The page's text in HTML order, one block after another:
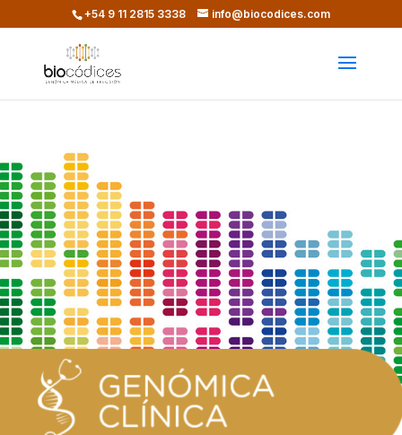
+54 9 11 2815 3338​ info@biocodices.com